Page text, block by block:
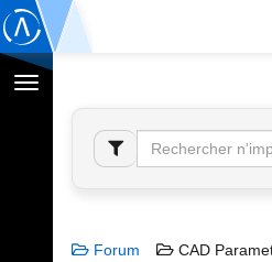
Afficher
Forum
CAD